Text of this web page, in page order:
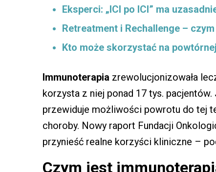
Eksperci: „ICI po ICI” ma
Retreatment i Rechallenge –
Kto może skorzystać na
Immunoterapia zrewolucjonizowała
korzysta z niej ponad 17 tys.
przewiduje możliwości powrotu do tej
choroby. Nowy raport Fundacji
przynieść realne korzyści kliniczne –
Czym jest